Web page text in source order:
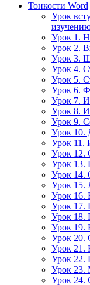
Тонкости Word
Урок
Урок 1.
Урок 2.
Урок 3.
Урок 4.
Урок 5.
Урок 6.
Урок 7.
Урок 8.
Урок 9.
Урок 10.
Урок 11.
Урок 12.
Урок 13.
Урок 14.
Урок 15.
Урок 16.
Урок 17.
Урок 18.
Урок 19.
Урок 20.
Урок 21.
Урок 22.
Урок 23.
Урок 24.